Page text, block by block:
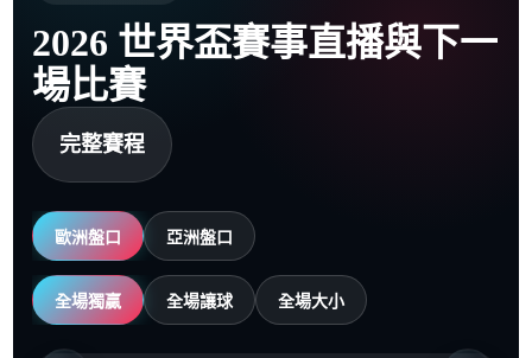
2026 世界盃賽事直播與下一
場比賽
完整賽程
歐洲盤口 亞洲盤口
全場獨贏 全場讓球 全場大小